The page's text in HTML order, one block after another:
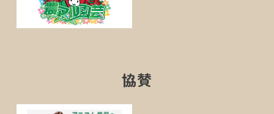
協賛